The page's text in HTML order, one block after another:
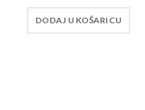
DODAJ U KOŠARICU